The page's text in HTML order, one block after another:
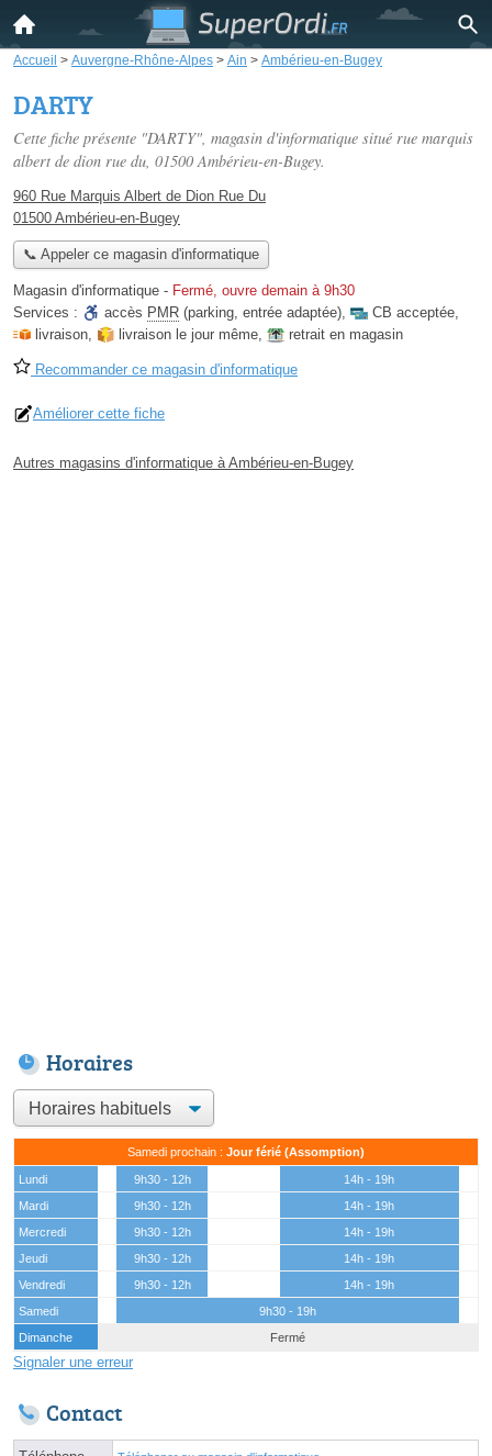
Accueil > Auvergne-Rhône-Alpes > Ain > Ambérieu-en-Bugey
DARTY
Cette fiche présente "DARTY", magasin d'informatique situé rue marquis
albert de dion rue du, 01500 Ambérieu-en-Bugey.
960 Rue Marquis Albert de Dion Rue Du
01500 Ambérieu-en-Bugey
📞 Appeler ce magasin d'informatique
Magasin d'informatique - Fermé, ouvre demain à 9h30
Services :
accès PMR (parking, entrée adaptée), CB acceptée,
livraison, livraison le jour même, retrait en magasin
Recommander ce magasin d'informatique
Améliorer cette fiche
Autres magasins d'informatique à Ambérieu-en-Bugey
Horaires
Samedi prochain : Jour férié (Assomption)
Lundi 9h30 - 12h
14h - 19h
Mardi
9h30 - 12h
14h - 19h
Mercredi
9h30 - 12h
14h - 19h
Jeudi
9h30 - 12h
14h - 19h
Vendredi
9h30 - 12h
14h - 19h
Samedi
9h30 - 19h
Dimanche
Fermé
Signaler une erreur
Contact